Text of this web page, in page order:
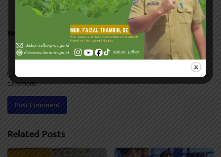
Website
Save my name, email, and website in this browser for the next time I
comment.
Related Posts